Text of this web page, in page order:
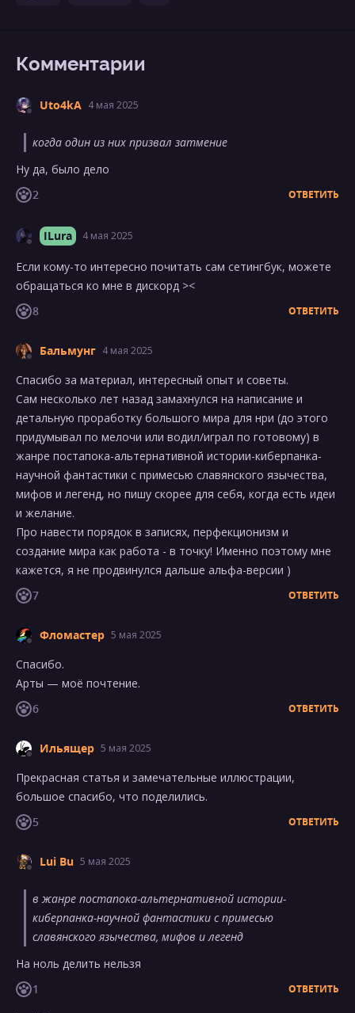
Комментарии
Uto4kA 4 мая 2025
когда один из них призвал затмение
Ну да, было дело
2
ОТВЕТИТЬ
ILura 4 мая 2025
Если кому-то интересно почитать сам сетингбук, можете
обращаться ко мне в дискорд ><
8
ОТВЕТИТЬ
Бальмунг 4 мая 2025
Спасибо за материал, интересный опыт и советы.
Сам несколько лет назад замахнулся на написание и
детальную проработку большого мира для нри (до этого
придумывал по мелочи или водил/играл по готовому) в
жанре постапока-альтернативной истории-киберпанка-
научной фантастики с примесью славянского язычества,
мифов и легенд, но пишу скорее для себя, когда есть идеи
и желание.
Про навести порядок в записях, перфекционизм и
создание мира как работа - в точку! Именно поэтому мне
кажется, я не продвинулся дальше альфа-версии )
7
ОТВЕТИТЬ
Фломастер 5 мая 2025
Спасибо.
Арты — моё почтение.
6
ОТВЕТИТЬ
Ильящер 5 мая 2025
Прекрасная статья и замечательные иллюстрации,
большое спасибо, что поделились.
5
ОТВЕТИТЬ
Lui Bu 5 мая 2025
в жанре постапока-альтернативной истории-
киберпанка-научной фантастики с примесью
славянского язычества, мифов и легенд
На ноль делить нельзя
1
ОТВЕТИТЬ